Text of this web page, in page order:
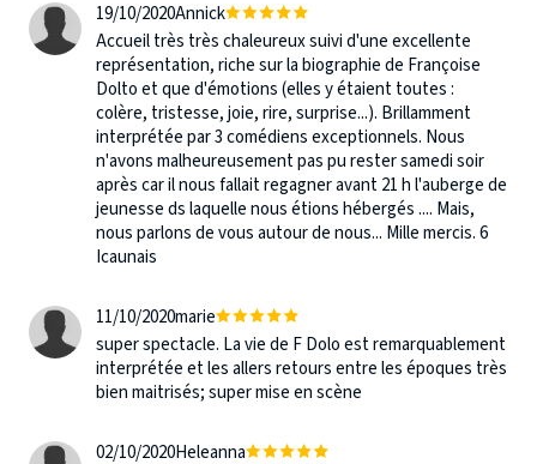
19/10/2020Annick
Accueil très très chaleureux suivi d'une excellente
représentation, riche sur la biographie de Françoise
Dolto et que d'émotions (elles y étaient toutes :
colère, tristesse, joie, rire, surprise...). Brillamment
interprétée par 3 comédiens exceptionnels. Nous
n'avons malheureusement pas pu rester samedi soir
après car il nous fallait regagner avant 21 h l'auberge de
jeunesse ds laquelle nous étions hébergés .... Mais,
nous parlons de vous autour de nous... Mille mercis. 6
Icaunais
11/10/2020marie
super spectacle. La vie de F Dolo est remarquablement
interprétée et les allers retours entre les époques très
bien maitrisés; super mise en scène
02/10/2020Heleanna